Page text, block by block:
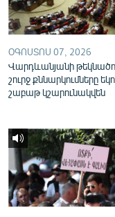
ՕԳՈՍՏՈՍ 07, 2026
Վարդևանյանի
շուրջ քննարկումները
շաբաթ կշարունակվեն